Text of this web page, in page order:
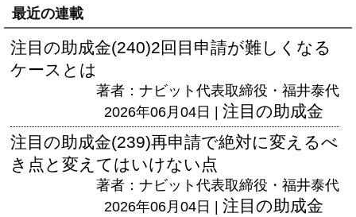
最近の連載
注目の助成金(240)2回目申請が難しくなる
ケースとは
著者：ナビット代表取締役・福井泰代
2026年06月04日 | 注目の助成金
注目の助成金(239)再申請で絶対に変えるべ
き点と変えてはいけない点
著者：ナビット代表取締役・福井泰代
2026年06月04日 | 注目の助成金